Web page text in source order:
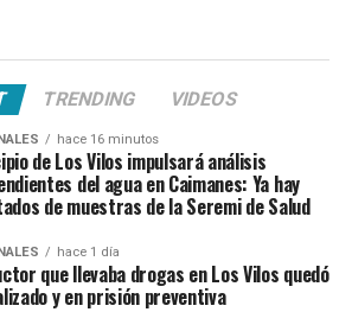
TRENDING VIDEOS
hace 16 minutos
de Los Vilos impulsará análisis
del agua en Caimanes: Ya hay
de muestras de la Seremi de Salud
hace 1 día
que llevaba drogas en Los Vilos quedó
y en prisión preventiva